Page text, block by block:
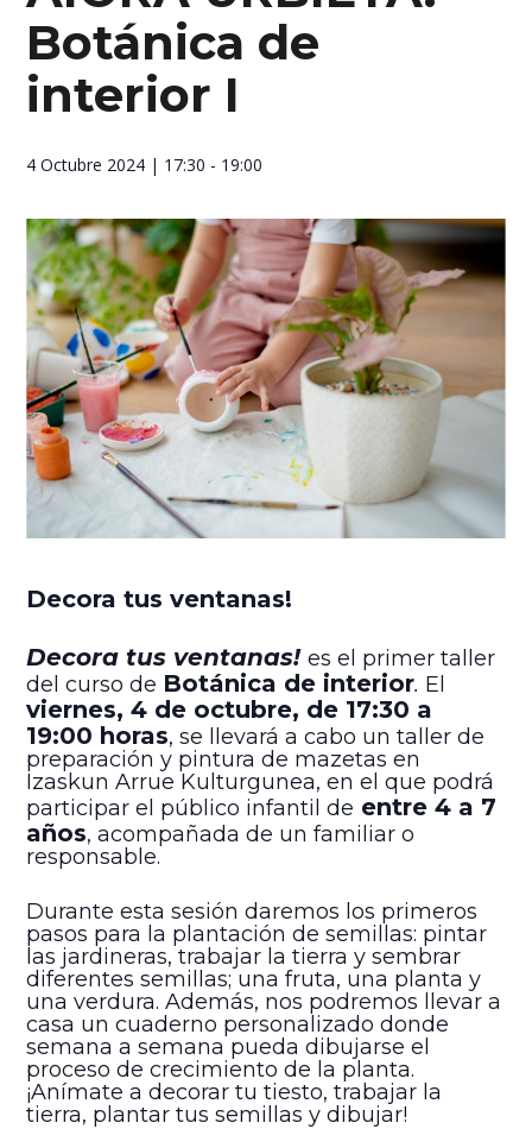
Botánica de
interior I
4 Octubre 2024 | 17:30 - 19:00
Decora tus ventanas!
Decora tus ventanas!es el primer taller
del curso de Botánica de interior. El
viernes, 4 de octubre, de 17:30 a
19:00 horas, se llevará a cabo un taller de
preparación y pintura de mazetas en
Izaskun Arrue Kulturgunea, en el que podrá
participar el público infantil de entre 4 a 7
años, acompañada de un familiar o
responsable.
Durante esta sesión daremos los primeros
pasos para la plantación de semillas: pintar
las jardineras, trabajar la tierra y sembrar
diferentes semillas; una fruta, una planta y
una verdura. Además, nos podremos llevar a
casa un cuaderno personalizado donde
semana a semana pueda dibujarse el
proceso de crecimiento de la planta.
¡Anímate a decorar tu tiesto, trabajar la
tierra, plantar tus semillas y dibujar!